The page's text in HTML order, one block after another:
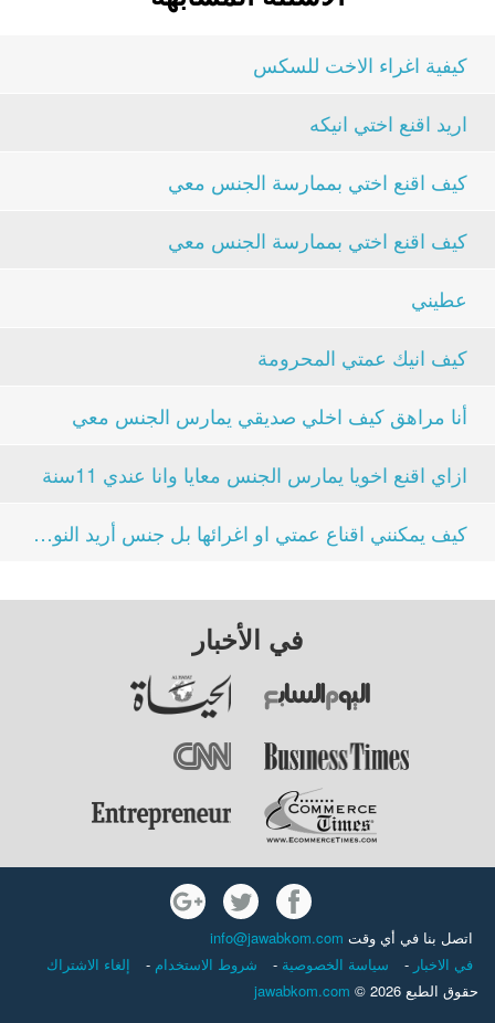
كيفية اغراء الاخت للسكس
اريد اقنع اختي انيكه
كيف اقنع اختي بممارسة الجنس معي
كيف اقنع اختي بممارسة الجنس معي
عطيني
كيف انيك عمتي المحرومة
أنا مراهق كيف اخلي صديقي يمارس الجنس معي
ازاي اقنع اخويا يمارس الجنس معايا وانا عندي 11سنة
كيف يمكنني اقناع عمتي او اغرائها بل جنس أريد النوم...
في الأخبار
اتصل بنا في أي وقت info@jawabkom.com
في الاخبار - سياسة الخصوصية - شروط الاستخدام -
إلغاء الاشتراك
حقوق الطبع 2026 ©
jawabkom.com